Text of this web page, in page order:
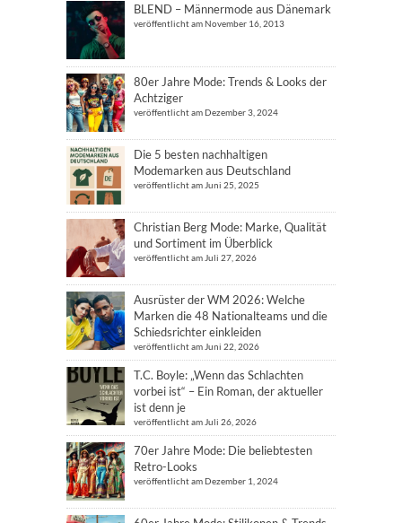
BLEND – Männermode aus Dänemark
veröffentlicht am November 16, 2013
80er Jahre Mode: Trends & Looks der
Achtziger
veröffentlicht am Dezember 3, 2024
Die 5 besten nachhaltigen
Modemarken aus Deutschland
veröffentlicht am Juni 25, 2025
Christian Berg Mode: Marke, Qualität
und Sortiment im Überblick
veröffentlicht am Juli 27, 2026
Ausrüster der WM 2026: Welche
Marken die 48 Nationalteams und die
Schiedsrichter einkleiden
veröffentlicht am Juni 22, 2026
T.C. Boyle: „Wenn das Schlachten
vorbei ist“ – Ein Roman, der aktueller
ist denn je
veröffentlicht am Juli 26, 2026
70er Jahre Mode: Die beliebtesten
Retro-Looks
veröffentlicht am Dezember 1, 2024